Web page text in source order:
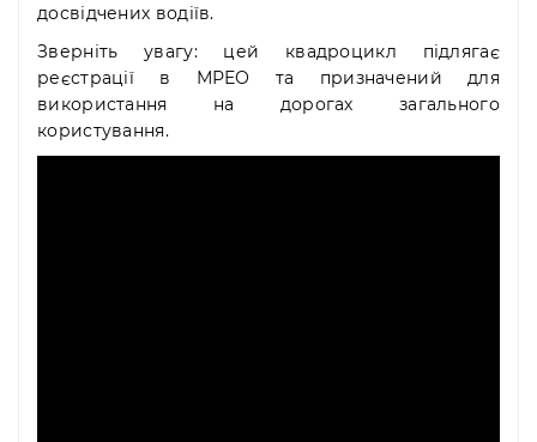
досвідчених водіїв.
Зверніть увагу: цей квадроцикл підлягає
реєстрації в МРЕО та призначений для
використання на дорогах загального
користування.